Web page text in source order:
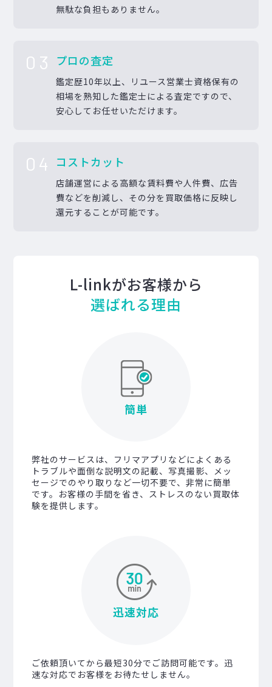
無駄な負担もありません。
03 プロの査定
鑑定歴10年以上、リユース営業士資格保有の
相場を熟知した鑑定士による査定ですので、
安心してお任せいただけます。
04 コストカット
店舗運営による高額な賃料費や人件費、広告
費などを削減し、その分を買取価格に反映し
還元することが可能です。
L-linkがお客様から
選ばれる理由
簡単
弊社のサービスは、フリマアプリなどによくある
トラブルや面倒な説明文の記載、写真撮影、メッ
セージでのやり取りなど一切不要で、非常に簡単
です。お客様の手間を省き、ストレスのない買取体
験を提供します。
迅速対応
ご依頼頂いてから最短30分でご訪問可能です。迅
速な対応でお客様をお待たせしません。